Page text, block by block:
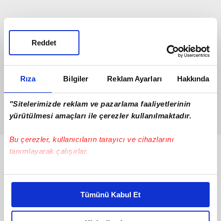
Rıza Bilgiler Reklam Ayarları Hakkında
"Sitelerimizde reklam ve pazarlama faaliyetlerinin
yürütülmesi amaçları ile çerezler kullanılmaktadır.
Bu çerezler, kullanıcıların tarayıcı ve cihazlarını
tanımlayarak çalışırlar.
Bu çerezlere izin vermeniz halinde sizlere özel
daha iyi reklam deneyimi yaşatabiliriz. Bunu yaparken
amacımızın size daha iyi bir reklam deneyimi sunmak
Tümünü Kabul Et
Reddet
Bunlar da Var